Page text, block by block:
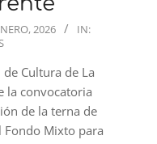
2026
IN:
Cultura de La
la convocatoria
de la terna de
Fondo Mixto para